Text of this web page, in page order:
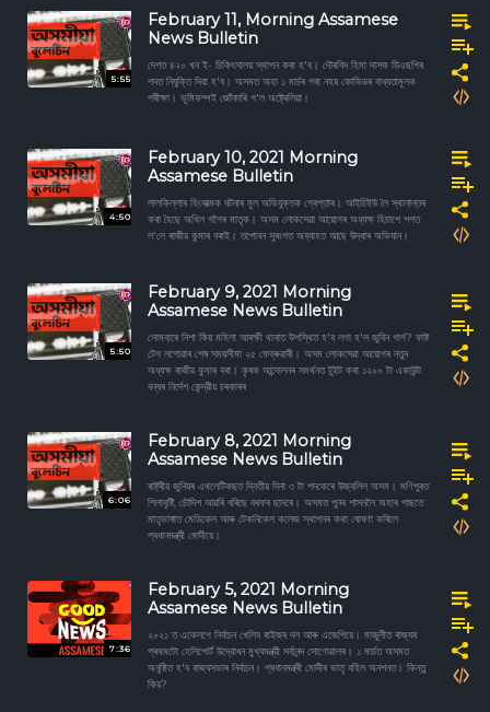
5:55
February 11, Morning Assamese
News Bulletin
দেশত ৪২০ খন ই- চিকিৎসালয় স্থাপন কৰা হ'ব। দৌৰবিদ হিমা দাসক ডিএছপিৰ
পদত নিযুক্তি দিয়া হ'ব। অসমত অহা ১ মাৰ্চৰ পৰা নহয় কোভিডৰ বাধ্যতামূলক
পৰীক্ষা। ভূমিকম্পই জোঁকাৰি গ'ল অষ্ট্ৰেলিয়া।
4:50
February 10, 2021 Morning
Assamese Bulletin
লালকিল্লাৰ হিংসাত্মক ঘটনাৰ মূল অভিযুক্তক গ্ৰেপ্তাৰ। আইচিইউ লৈ স্থানান্তৰ
কৰা হৈছে অখিল গগৈৰ মাতৃক। অসম লোকসেৱা আয়োগৰ অধ্যক্ষ হিচাপে শপত
ল'লে ৰাজীৱ কুমাৰ বৰাই। তপোবন সুৰংগত অব্যাহত আছে উদ্ধাৰ অভিযান।
5:50
February 9, 2021 Morning
Assamese News Bulletin
সোমবাৰে নিশা কিয় মহিলা আৰক্ষী থানাত উপস্থিত হ'ব লগা হ'ল জুবিন গাৰ্গ? ফাষ্ট
টেগ লগোৱাৰ শেষ সময়সীমা ২৫ ফেব্ৰুৱাৰী। অসম লোকসেৱা আয়োগৰ নতুন
অধ্যক্ষ ৰাজীৱ কুমাৰ বৰা। কৃষক আন্দোলনৰ সমৰ্থনত টুইট কৰা ১২০০ টা একাউন্ট
বন্ধৰ নিৰ্দেশ কেন্দ্রীয় চৰকাৰৰ
6:06
February 8, 2021 Morning
Assamese News Bulletin
ৰাষ্ট্ৰীয় জুনিয়ৰ এথলেটিকছত দ্বিতীয় দিনা ৩ টা পদকেৰে উজ্বলিল অসম। মণিপুৰত
শিলাবৃষ্টি, চৌদিশ আৱৰি ধৰিছে বৰফৰ ছাদৰে। অসমত পুনৰ শাসনলৈ অহাৰ পাছতে
মাতৃভাষাত মেডিকেল আৰু টেকনিকেল কলেজ স্থাপনৰ কথা ঘোষণা কৰিলে
প্ৰধানমন্ত্ৰী মোদীয়ে।
7:36
February 5, 2021 Morning
Assamese News Bulletin
২০২১ ত একেলগে নিৰ্বাচন খেলিব ৰাইজৰ দল আৰু এজেপিয়ে। মাজুলীত ৰাজ্যৰ
প্ৰথমটো হেলিপোৰ্ট উদ্বোধন মুখ্যমন্ত্রী সৰ্বানন্দ সোণোৱালৰ। ১ মাৰ্চত অসমত
অনুষ্ঠিত হ'ব ৰাজ্যসভাৰ নিৰ্বাচন। প্ৰধানমন্ত্ৰী মোদীৰ ভাতৃ বহিল অনশনত। কিন্তু
কিয়?